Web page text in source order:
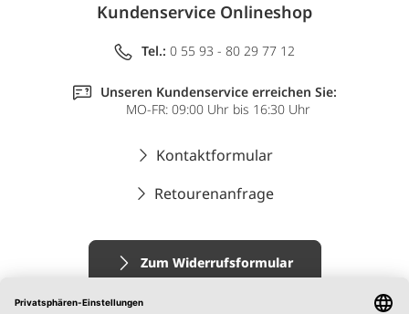
Kundenservice Onlineshop
Tel.: 0 55 93 - 80 29 77 12
Unseren Kundenservice erreichen Sie:
MO-FR: 09:00 Uhr bis 16:30 Uhr
Kontaktformular
Retourenanfrage
Zum Widerrufsformular